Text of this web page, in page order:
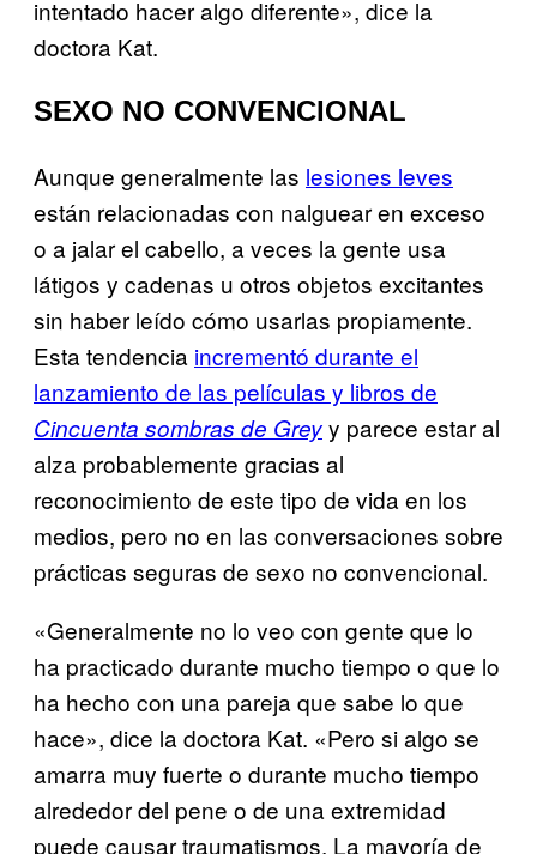
intentado hacer algo diferente», dice la
doctora Kat.
SEXO NO CONVENCIONAL
Aunque generalmente las lesiones leves
están relacionadas con nalguear en exceso
o a jalar el cabello, a veces la gente usa
látigos y cadenas u otros objetos excitantes
sin haber leído cómo usarlas propiamente.
Esta tendencia incrementó durante el
lanzamiento de las películas y libros de
Cincuenta sombras de Greyy parece estar al
alza probablemente gracias al
reconocimiento de este tipo de vida en los
medios, pero no en las conversaciones sobre
prácticas seguras de sexo no convencional.
«Generalmente no lo veo con gente que lo
ha practicado durante mucho tiempo o que lo
ha hecho con una pareja que sabe lo que
hace», dice la doctora Kat. «Pero si algo se
amarra muy fuerte o durante mucho tiempo
alrededor del pene o de una extremidad
puede causar traumatismos. La mayoría de